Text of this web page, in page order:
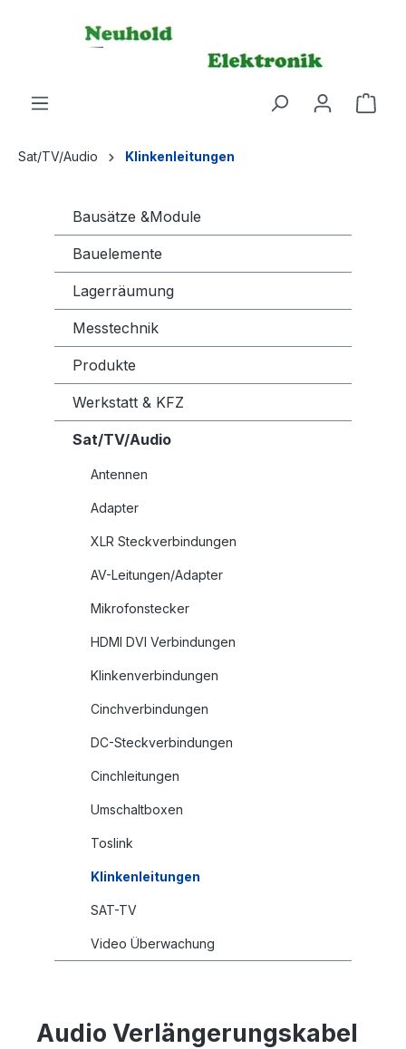
Sat/TV/Audio Klinkenleitungen
Bausätze &Module
Bauelemente
Lagerräumung
Messtechnik
Produkte
Werkstatt & KFZ
Sat/TV/Audio
Antennen
Adapter
XLR Steckverbindungen
AV-Leitungen/Adapter
Mikrofonstecker
HDMI DVI Verbindungen
Klinkenverbindungen
Cinchverbindungen
DC-Steckverbindungen
Cinchleitungen
Umschaltboxen
Toslink
Klinkenleitungen
SAT-TV
Video Überwachung
Audio Verlängerungskabel